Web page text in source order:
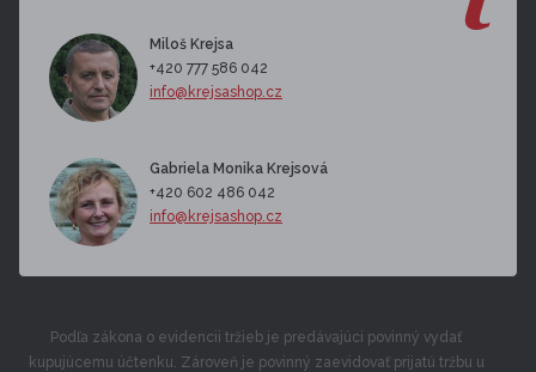
Miloš Krejsa
+420 777 586 042
info@krejsashop.cz
Gabriela Monika Krejsová
+420 602 486 042
info@krejsashop.cz
Podľa zákona o evidencii tržieb je predávajúci povinný vydať
kupujúcemu účtenku. Zároveň je povinný zaevidovať prijatú tržbu u